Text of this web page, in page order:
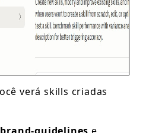
verá skills criadas